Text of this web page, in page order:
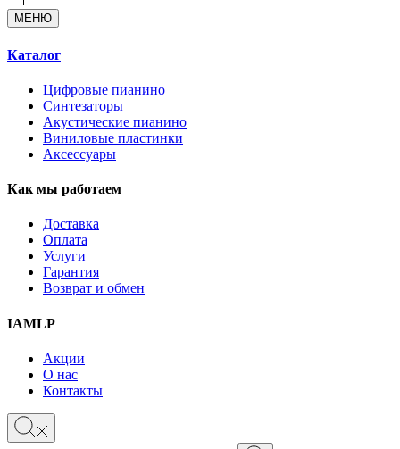
МЕНЮ
Каталог
Цифровые пианино
Синтезаторы
Акустические пианино
Виниловые пластинки
Аксессуары
Как мы работаем
Доставка
Оплата
Услуги
Гарантия
Возврат и обмен
IAMLP
Акции
О нас
Контакты